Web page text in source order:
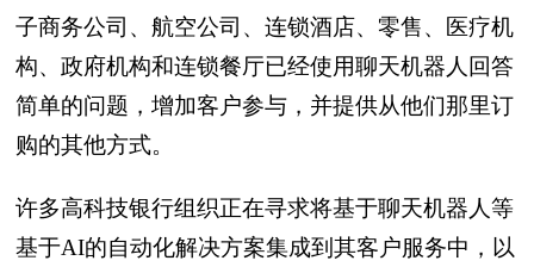
子商务公司、航空公司、连锁酒店、零售、医疗机
构、政府机构和连锁餐厅已经使用聊天机器人回答
简单的问题，增加客户参与，并提供从他们那里订
购的其他方式。
许多高科技银行组织正在寻求将基于聊天机器人等
基于AI的自动化解决方案集成到其客户服务中，以